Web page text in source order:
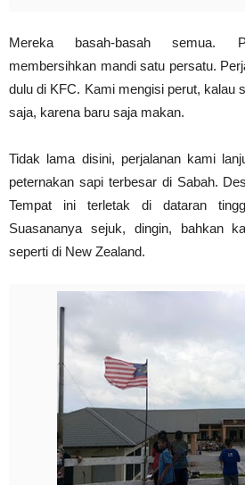
Mereka basah-basah semua.
membersihkan mandi satu persatu.
dulu di KFC. Kami mengisi perut, kalau
saja, karena baru saja makan.
Tidak lama disini, perjalanan kami
peternakan sapi terbesar di Sabah.
Tempat ini terletak di dataran
Suasananya sejuk, dingin, bahkan
seperti di New Zealand.